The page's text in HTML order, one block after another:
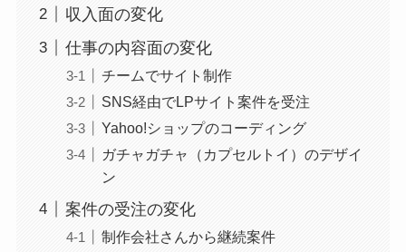
収入面の変化
仕事の内容面の変化
チームでサイト制作
SNS経由でLPサイト案件を受注
Yahoo!ショップのコーディング
ガチャガチャ（カプセルトイ）のデザイ
ン
案件の受注の変化
制作会社さんから継続案件